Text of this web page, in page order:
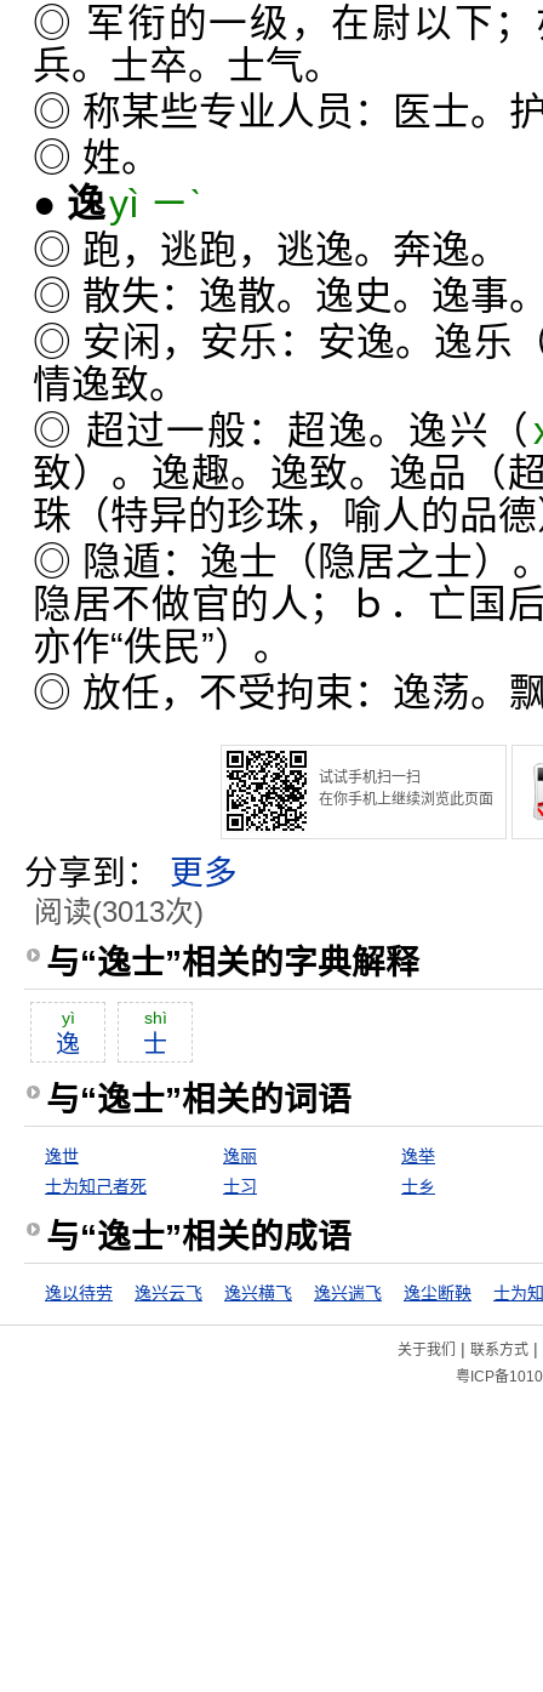
◎ 军衔的一级，在尉以下
兵。士卒。士气。
◎ 称某些专业人员：医士。
◎ 姓。
● 逸yì ㄧˋ
◎ 跑，逃跑，逃逸。奔逸。
◎ 散失：逸散。逸史。逸事
◎ 安闲，安乐：安逸。逸乐
情逸致。
◎ 超过一般：超逸。逸兴（
致）。逸趣。逸致。逸品（
珠（特异的珍珠，喻人的品
◎ 隐遁：逸士（隐居之士）
隐居不做官的人；ｂ．亡国
亦作“佚民”）。
◎ 放任，不受拘束：逸荡。
试试手机扫一扫
在你手机上继续浏览此页面
分享到： 更多
阅读(3013次)
与“逸士”相关的字典解释
yì
逸
shì
士
与“逸士”相关的词语
逸世 逸丽
逸举
士为知己者死
士习 士乡
与“逸士”相关的成语
逸以待劳 逸兴云飞 逸兴横飞 逸兴遄飞 逸尘断鞅
关于我们 | 联系方式|
粤ICP备